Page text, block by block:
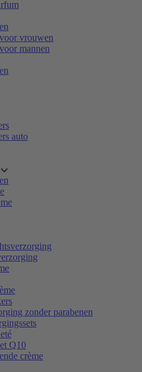
vrouwen
mannen
auto
zonder parabenen
Q10
crème